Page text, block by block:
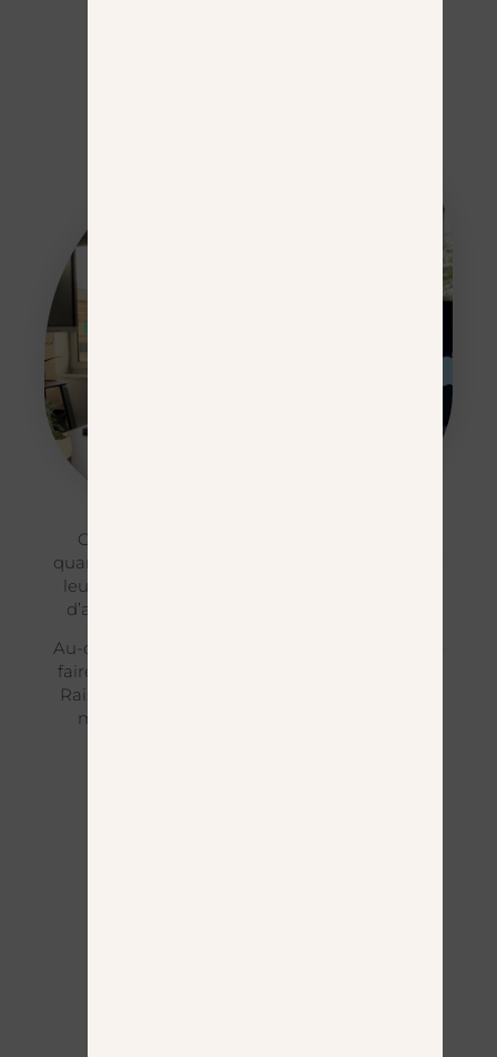
Com’ des CGP accompagne à ce jour une
quarantaine de cabinets, à travers la France, sur
leurs objectifs de visibilité, de référencement,
d’acquisition client ou encore de fidélisation.
Au-delà de nos missions, nous avons à coeur de
faire découvrir de nouvelles solutions aux CGP.
Raison pour laquelle nous organisons, chaque
mois, un webinaire avec un partenaire de